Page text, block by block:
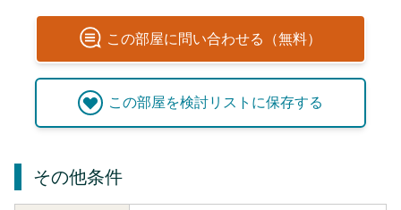
この部屋に問い合わせる（無料）
この部屋を検討リストに保存する
その他条件